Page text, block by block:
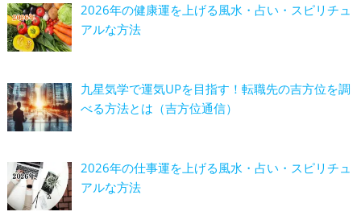
2026年の健康運を上げる風水・占い・スピリチュ
アルな方法
九星気学で運気UPを目指す！転職先の吉方位を調
べる方法とは（吉方位通信）
2026年の仕事運を上げる風水・占い・スピリチュ
アルな方法